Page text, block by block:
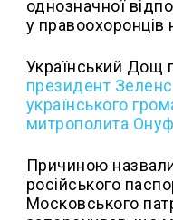
однозначної
у правоохоронців
Український Дощ
президент
українського
митрополита
Причиною
російського
Московського